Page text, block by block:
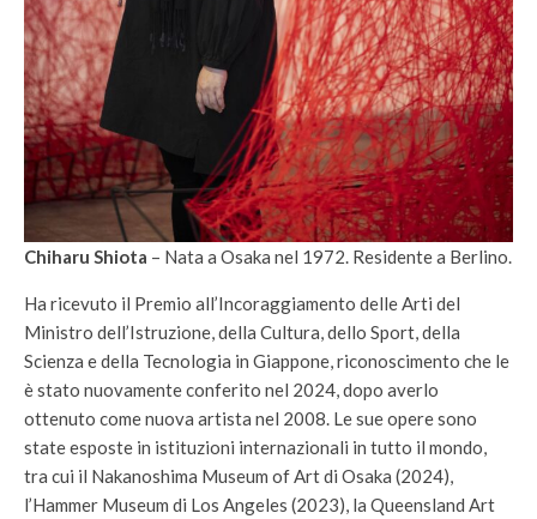
Chiharu Shiota – Nata a Osaka nel 1972. Residente a Berlino.
Ha ricevuto il Premio all’Incoraggiamento delle Arti del
Ministro dell’Istruzione, della Cultura, dello Sport, della
Scienza e della Tecnologia in Giappone, riconoscimento che le
è stato nuovamente conferito nel 2024, dopo averlo
ottenuto come nuova artista nel 2008. Le sue opere sono
state esposte in istituzioni internazionali in tutto il mondo,
tra cui il Nakanoshima Museum of Art di Osaka (2024),
l’Hammer Museum di Los Angeles (2023), la Queensland Art